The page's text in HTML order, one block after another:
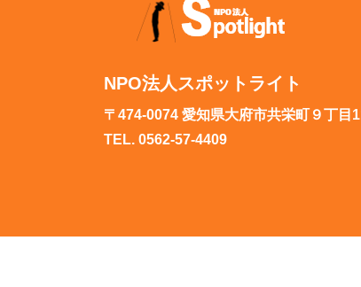
NPO法人スポットライト
〒474-0074 愛知県大府市共栄町９丁目
TEL. 0562-57-4409